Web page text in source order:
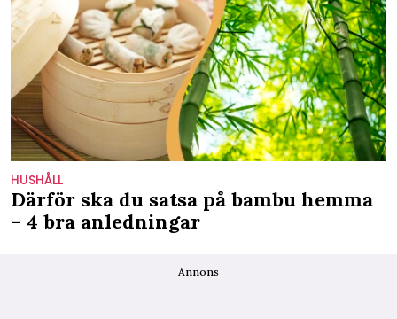
HUSHÅLL
Därför ska du satsa på bambu hemma
– 4 bra anledningar
Annons